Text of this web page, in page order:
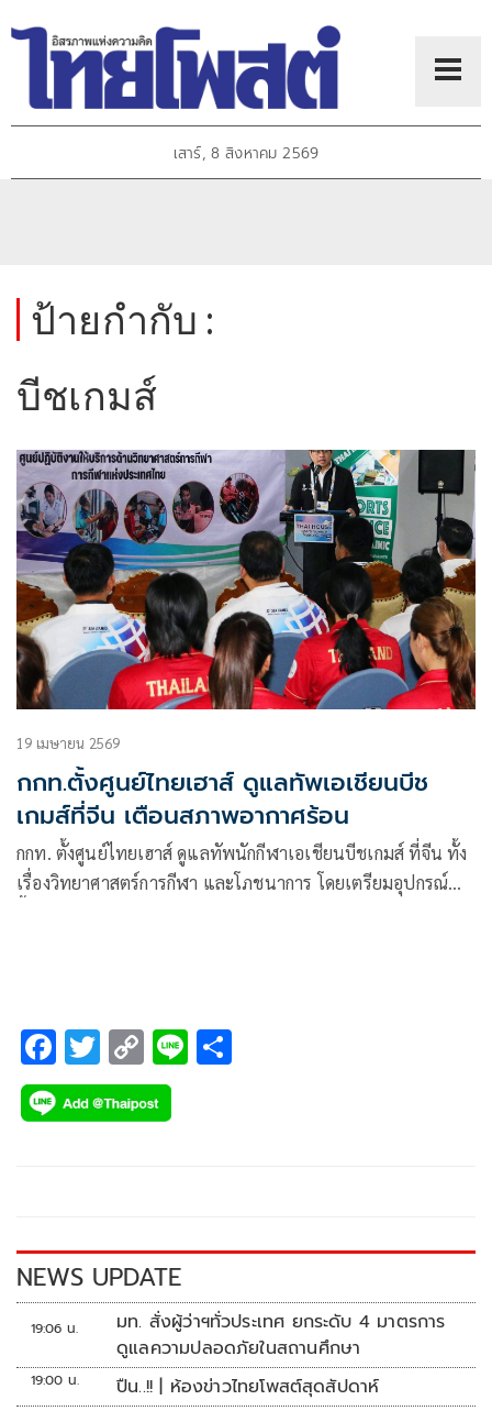
เสาร์, 8 สิงหาคม 2569
ป้ายกำกับ :
บีชเกมส์
19 เมษายน 2569
กกท.ตั้งศูนย์ไทยเฮาส์ ดูแลทัพเอเชียนบีช
เกมส์ที่จีน เตือนสภาพอากาศร้อน
กกท. ตั้งศูนย์ไทยเฮาส์ ดูแลทัพนักกีฬาเอเชียนบีชเกมส์ ที่จีน ทั้ง
เรื่องวิทยาศาสตร์การกีฬา และโภชนาการ โดยเตรียมอุปกรณ์
F
ac
e
k
T
wi
tt
C
o
p
k
Li
NEWS UPDATE
19:06 น.
มท. สั่งผู้ว่าฯทั่วประเทศ ยกระดับ 4 มาตรการ
ดูแลความปลอดภัยในสถานศึกษา
19:00 น. ปืน..!! | ห้องข่าวไทยโพสต์สุดสัปดาห์